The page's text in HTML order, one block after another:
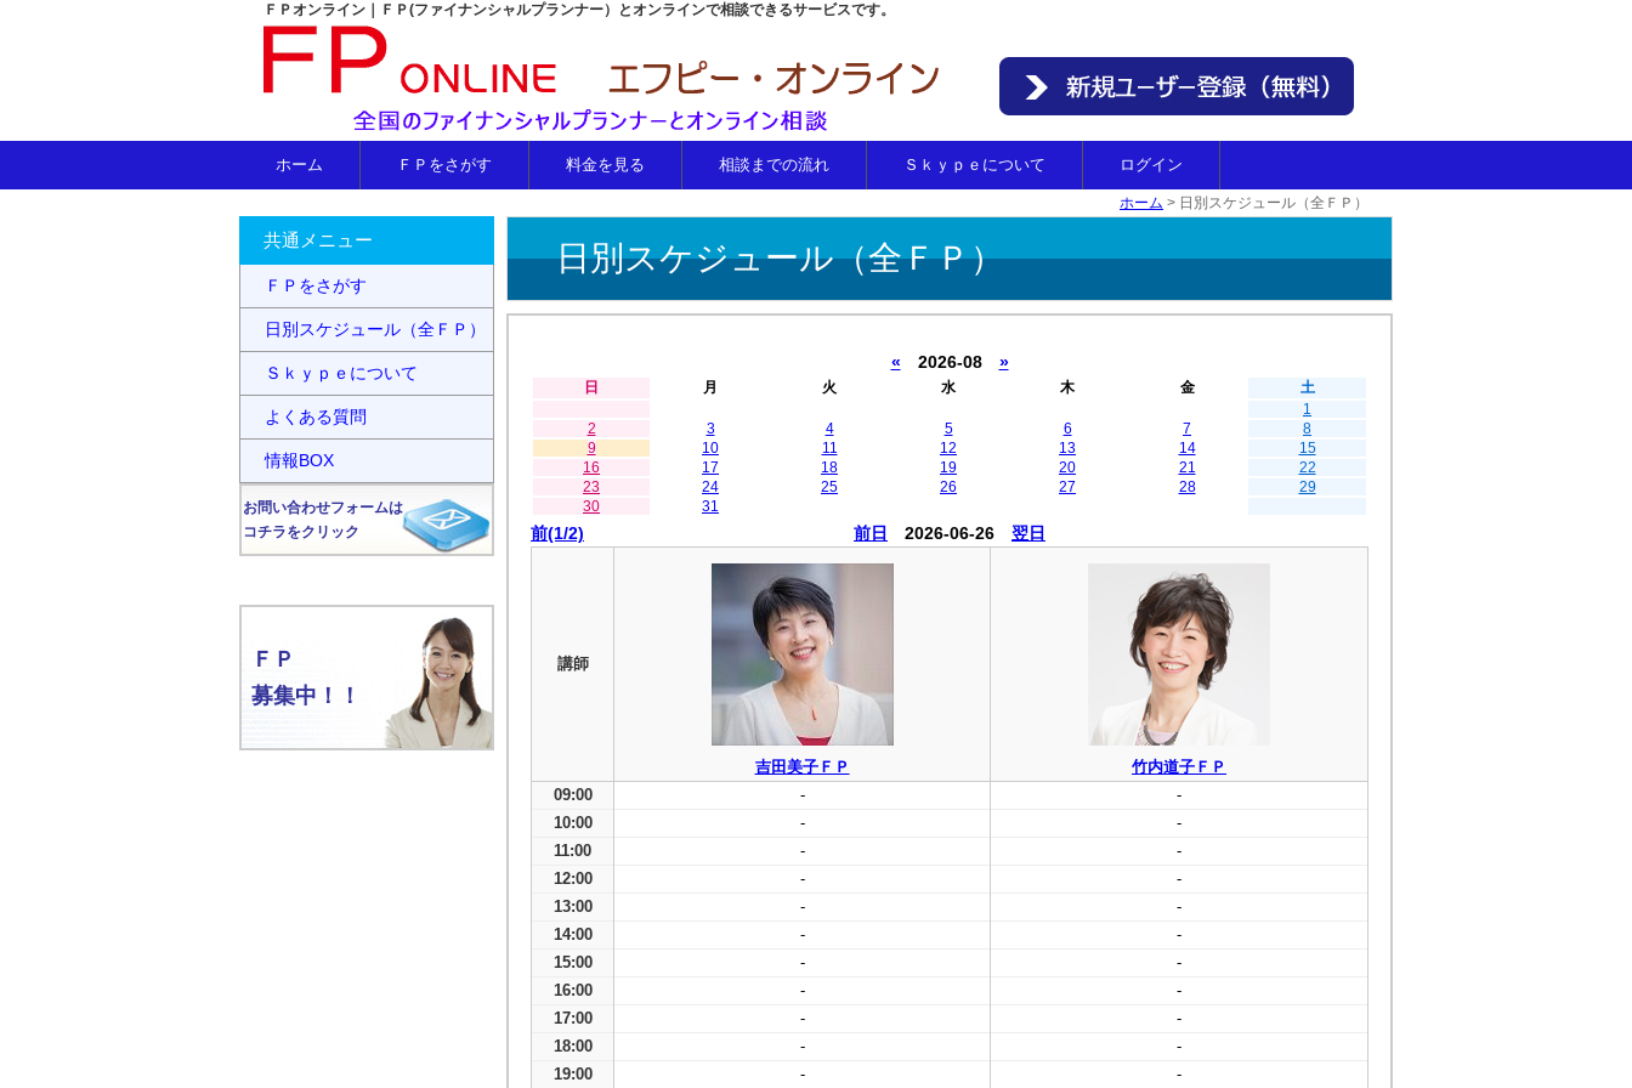
ＦＰオンライン｜ＦＰ(ファイナンシャルプランナー）とオンラインで相談できるサービスです。
ホーム ＦＰをさがす 料金を見る 相談までの流れ Ｓｋｙｐｅについて ログイン
ホーム > 日別スケジュール（全ＦＰ）
日別スケジュール（全ＦＰ）
« 2026-08 »
日 月 火 水 木 金
土
1
2
3 4 5 6 7
8
9
10 11 12 13 14
15
16
17 18 19 20 21
22
23
24 25 26 27 28
29
30
31
前(1/2) 前日 2026-06-26 翌日
講師
吉田美子ＦＰ
竹内道子ＦＰ
09:00
-
-
10:00
-
-
11:00
-
-
12:00
-
-
13:00
-
-
14:00
-
-
15:00
-
-
16:00
-
-
17:00
-
-
18:00
-
-
19:00
- -
共通メニュー
ＦＰをさがす
日別スケジュール（全ＦＰ）
Ｓｋｙｐｅについて
よくある質問
情報BOX
お問い合わせフォームは
コチラをクリック
ＦＰ
募集中！！